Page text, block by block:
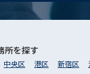
所を探す
中央区 港区 新宿区